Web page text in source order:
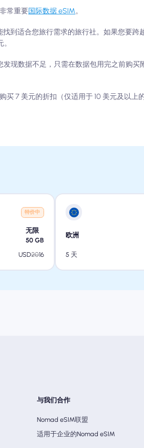
常重要国际数据 eSIM。
找到适合您旅行需求的旅行社。如果您要跨
现数据不足，只需在数据包用完之前购
7 美元的折扣（仅适用于 10 美元及以上
特价中
无限
50 GB
USD2016
欧洲
5 天
与我们合作
Nomad eSIM联盟
适用于企业的Nomad eSIM